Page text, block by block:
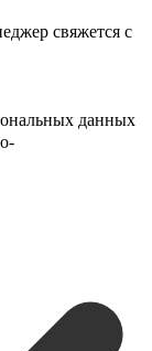
свяжется с
данных